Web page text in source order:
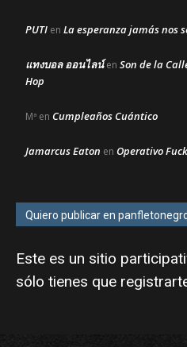
PUTI en La esperanza jamás nos
แทงบอล ออนไลน์en Son de la
Hop
Mª en Cumpleaños Cuántico
Jamarcus Eaton en Operativo
Quiero publicar en
Este es un sitio
sólo tienes que